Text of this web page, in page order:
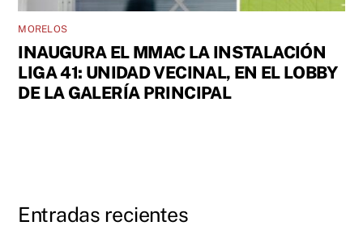
MORELOS
INAUGURA EL MMAC LA INSTALACIÓN
LIGA 41: UNIDAD VECINAL, EN EL LOBBY
DE LA GALERÍA PRINCIPAL
Entradas recientes